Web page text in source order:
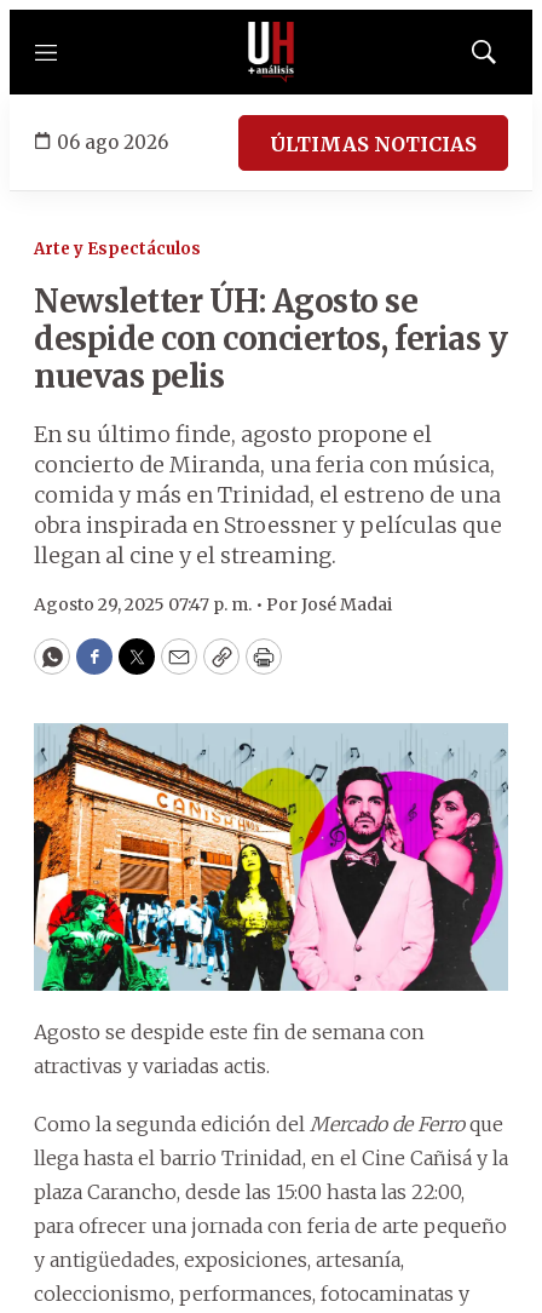
Menú
Mostrar
06 ago 2026 ÚLTIMAS NOTICIAS
Arte y Espectáculos
Newsletter ÚH: Agosto se
despide con conciertos, ferias y
nuevas pelis
En su último finde, agosto propone el
concierto de Miranda, una feria con música,
comida y más en Trinidad, el estreno de una
obra inspirada en Stroessner y películas que
llegan al cine y el streaming.
Agosto 29, 2025 07:47 p. m. • PorJosé Madai
WhatsApp
Facebook
Twitter
EmailCopyPrint
Agosto se despide este fin de semana con
atractivas y variadas actis.
Como la segunda edición del Mercado de Ferroque
llega hasta el barrio Trinidad, en el Cine Cañisá y la
plaza Carancho, desde las 15:00 hasta las 22:00,
para ofrecer una jornada con feria de arte pequeño
y antigüedades, exposiciones, artesanía,
coleccionismo, performances, fotocaminatas y